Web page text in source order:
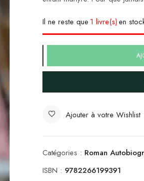
Il ne reste que 1 livre(s) en
Ajouter à votre Wishlist
Catégories : Roman
ISBN : 9782266199391